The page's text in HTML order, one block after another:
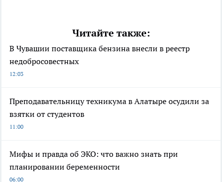
Читайте также:
В Чувашии поставщика бензина внесли в реестр
недобросовестных
12:03
Преподавательницу техникума в Алатыре осудили за
взятки от студентов
11:00
Мифы и правда об ЭКО: что важно знать при
планировании беременности
06:00